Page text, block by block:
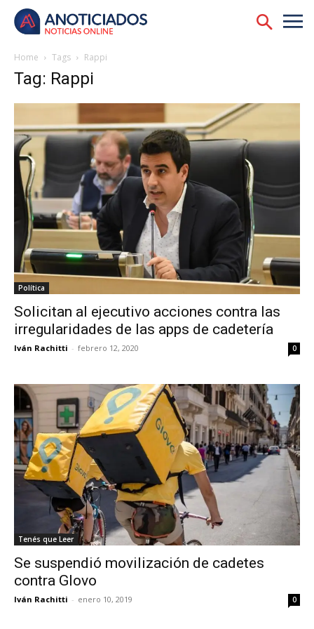
Home Tags Rappi
Tag: Rappi
Política
Solicitan al ejecutivo acciones contra las
irregularidades de las apps de cadetería
Iván Rachitti - febrero 12, 2020 0
Tenés que Leer
Se suspendió movilización de cadetes
contra Glovo
Iván Rachitti - enero 10, 2019 0